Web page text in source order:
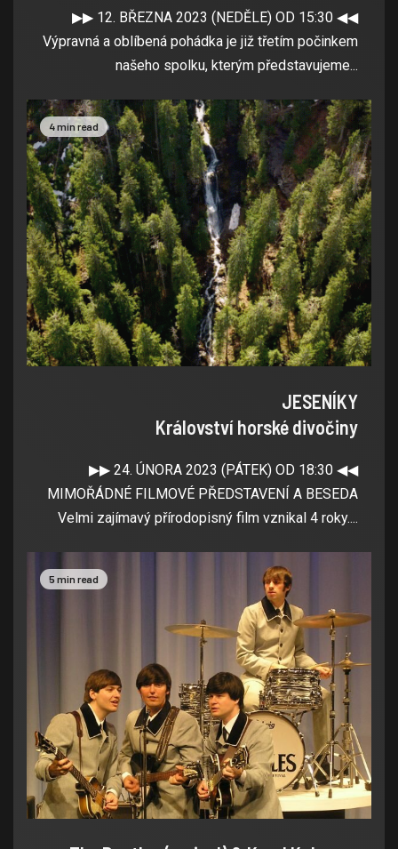
▶▶ 12. BŘEZNA 2023 (NEDĚLE) OD 15:30 ◀◀
Výpravná a oblíbená pohádka je již třetím počinkem
našeho spolku, kterým představujeme...
4 min read
JESENÍKY
Království horské divočiny
▶▶ 24. ÚNORA 2023 (PÁTEK) OD 18:30 ◀◀
MIMOŘÁDNÉ FILMOVÉ PŘEDSTAVENÍ A BESEDA
Velmi zajímavý přírodopisný film vznikal 4 roky....
5 min read